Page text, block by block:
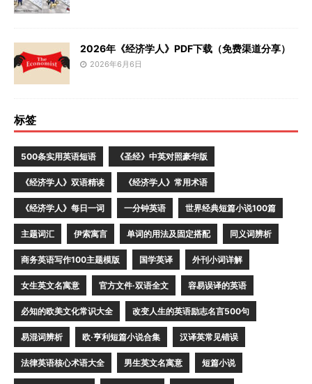
2026年《经济学人》PDF下载（免费渠道分享）
2026年6月6日
标签
500条实用英语短语 《圣经》中英对照豪华版
《经济学人》双语精读 《经济学人》常用术语
《经济学人》每日一词 一分钟英语 世界经典短篇小说100篇
主题词汇 伊索寓言 单词的用法及固定搭配 同义词辨析
商务英语写作100主题模版 国学英译 外刊小词详解
女生英文名寓意 官方文件·双语全文 容易误译的英语
必知的欧美文化常识大全 改变人生的英语励志名言500句
易混词辨析 欧·亨利短篇小说合集 汉译英常见错误
法律英语核心术语大全 男生英文名寓意 短篇小说